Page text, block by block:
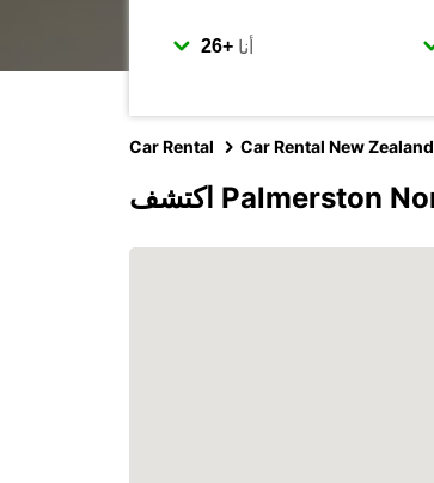
أنا
Car Rental Car Rental New Zealand